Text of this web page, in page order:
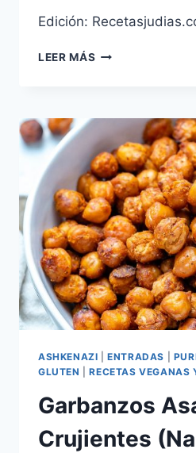
Edición:
LEER MÁS GUEFILTE
ASHKENAZI |ENTRADAS
GLUTEN
|RECETAS VEGANAS
Garbanzos
Crujientes